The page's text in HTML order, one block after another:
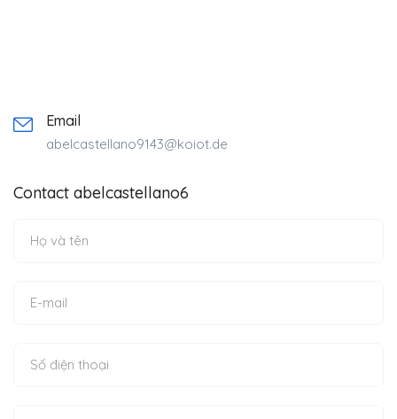
Email
abelcastellano9143@koiot.de
Contact abelcastellano6